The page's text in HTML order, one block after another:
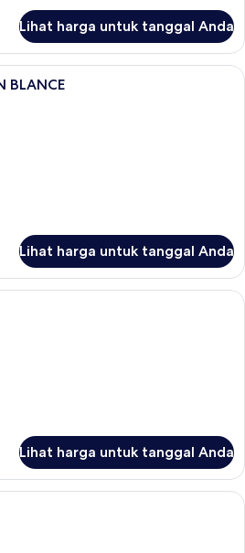
Lihat harga untuk tanggal Anda
Seprai antialergi, minibar, brankas,
BLANCE
Lihat harga untuk tanggal Anda
Seprai antialergi, minibar, brankas,
Lihat harga untuk tanggal Anda
Seprai antialergi, minibar, brankas,